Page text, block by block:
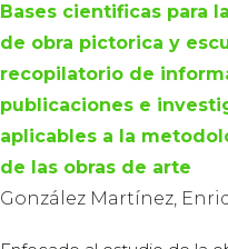
Bases cientificas para
de obra pictorica y
recopilatorio de
publicaciones e
aplicables a la
de las obras de arte
González Martínez,